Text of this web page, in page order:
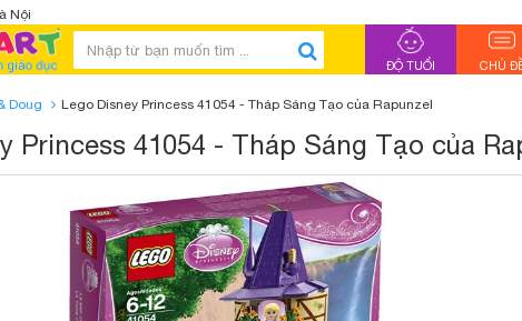
Nội
ĐỘ TUỔI CHỦ
Doug Lego Disney Princess 41054 - Tháp Sáng Tạo của Rapunzel
Princess 41054 - Tháp Sáng Tạo của